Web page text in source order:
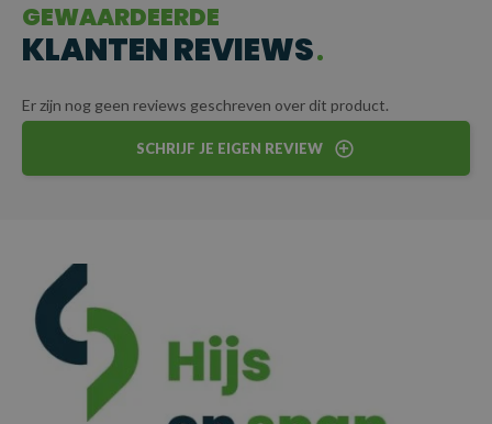
GEWAARDEERDE
KLANTEN REVIEWS
Er zijn nog geen reviews geschreven over dit product.
SCHRIJF JE EIGEN REVIEW